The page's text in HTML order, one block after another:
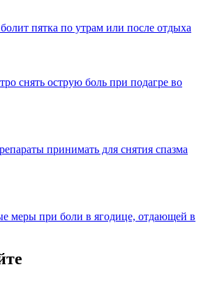
пятка по утрам или после отдыха
снять острую боль при подагре во
принимать для снятия спазма
меры при боли в ягодице, отдающей в